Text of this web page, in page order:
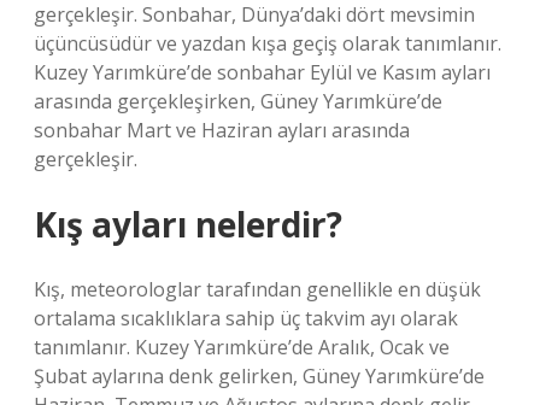
gerçekleşir. Sonbahar, Dünya’daki dört mevsimin
üçüncüsüdür ve yazdan kışa geçiş olarak tanımlanır.
Kuzey Yarımküre’de sonbahar Eylül ve Kasım ayları
arasında gerçekleşirken, Güney Yarımküre’de
sonbahar Mart ve Haziran ayları arasında
gerçekleşir.
Kış ayları nelerdir?
Kış, meteorologlar tarafından genellikle en düşük
ortalama sıcaklıklara sahip üç takvim ayı olarak
tanımlanır. Kuzey Yarımküre’de Aralık, Ocak ve
Şubat aylarına denk gelirken, Güney Yarımküre’de